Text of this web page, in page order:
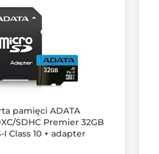
pamięci ADATA
SDHC Premier 32GB
I Class 10 + adapter